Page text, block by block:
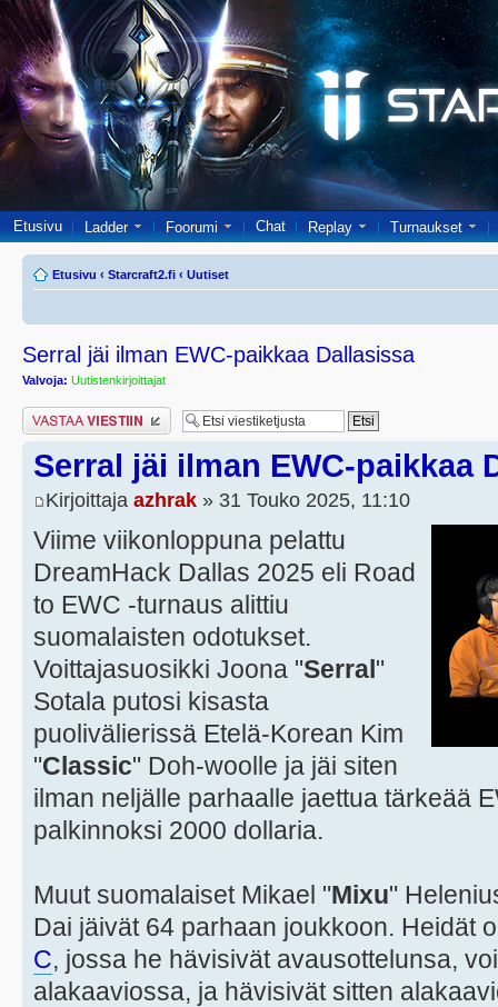
Etusivu Ladder Foorumi Chat Replay Turnaukset
Etusivu ‹ Starcraft2.fi ‹ Uutiset
Serral jäi ilman EWC-paikkaa Dallasissa
Valvoja: Uutistenkirjoittajat
Lähetä vastaus
Serral jäi ilman EWC-paikkaa
Kirjoittaja azhrak » 31 Touko 2025, 11:10
Viime viikonloppuna pelattu
DreamHack Dallas 2025 eli Road
to EWC -turnaus alittiu
suomalaisten odotukset.
Voittajasuosikki Joona "Serral"
Sotala putosi kisasta
puolivälierissä Etelä-Korean Kim
"Classic" Doh-woolle ja jäi siten
ilman neljälle parhaalle jaettua tärkeää
palkinnoksi 2000 dollaria.
Muut suomalaiset Mikael "Mixu"
Dai jäivät 64 parhaan joukkoon. Heidät
C, jossa he hävisivät avausottelunsa,
alakaaviossa, ja hävisivät sitten